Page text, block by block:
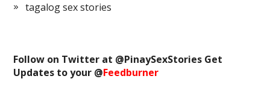
tagalog sex stories
Follow on Twitter at @PinaySexStories Get
Updates to your @Feedburner